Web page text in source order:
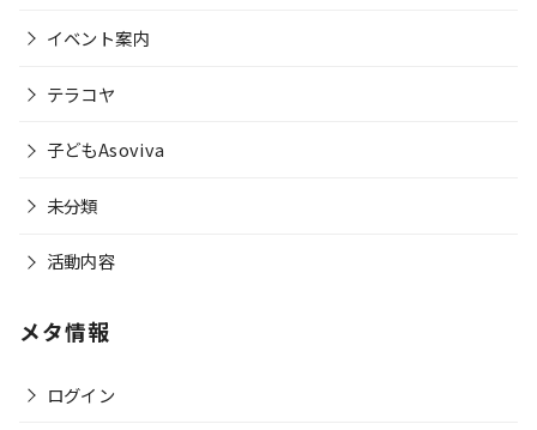
イベント案内
テラコヤ
子どもAsoviva
未分類
活動内容
メタ情報
ログイン